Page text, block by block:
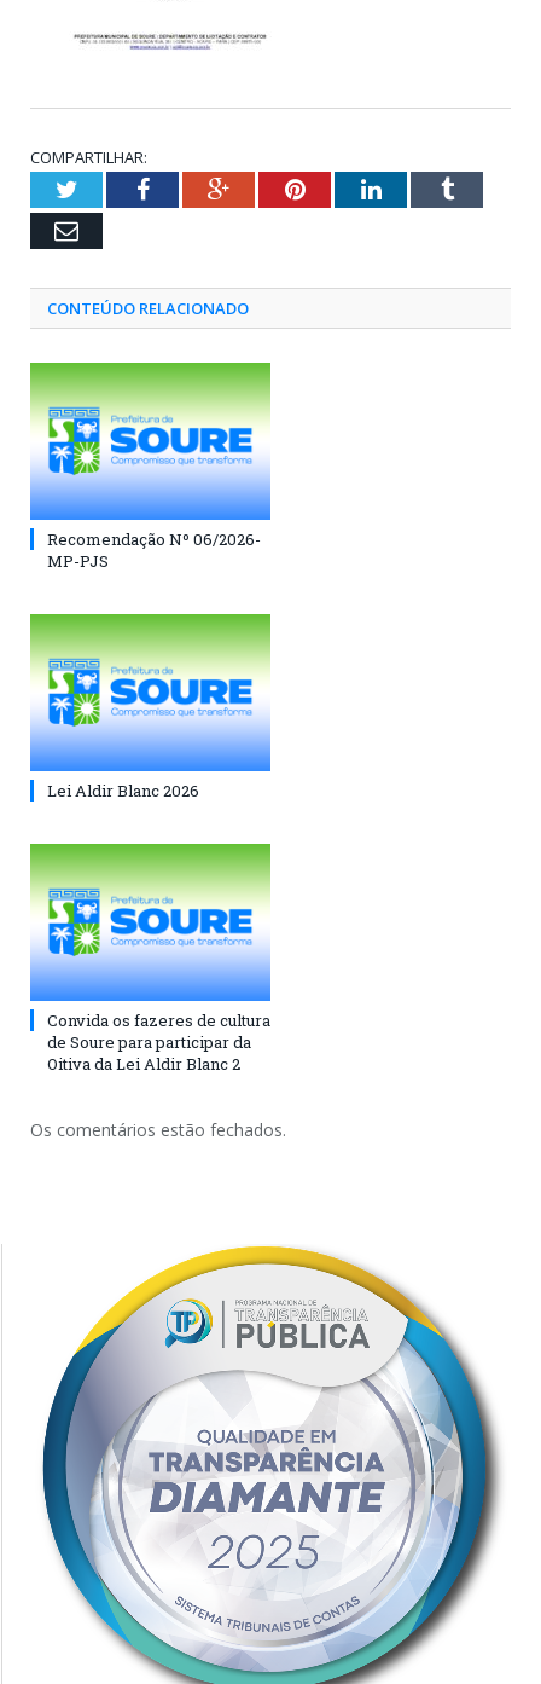
COMPARTILHAR:
TwitterFacebookGoogle+PinterestLinkedInTumblr
Email
CONTEÚDO RELACIONADO
Recomendação Nº 06/2026-
MP-PJS
Lei Aldir Blanc 2026
Convida os fazeres de cultura
de Soure para participar da
Oitiva da Lei Aldir Blanc 2
Os comentários estão fechados.